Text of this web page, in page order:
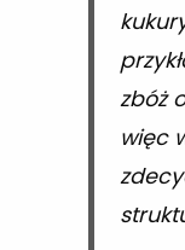
zbóż
więc